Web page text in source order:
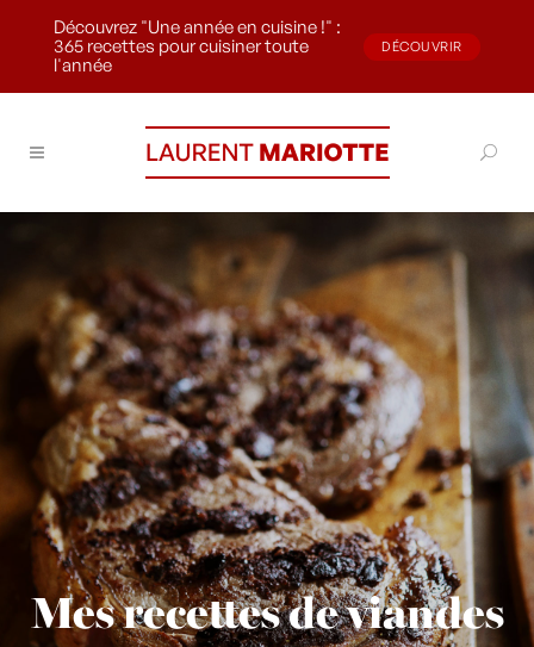
Découvrez "Une année en cuisine !" :
365 recettes pour cuisiner toute
l'année
DÉCOUVRIR
Mes recettes de viandes